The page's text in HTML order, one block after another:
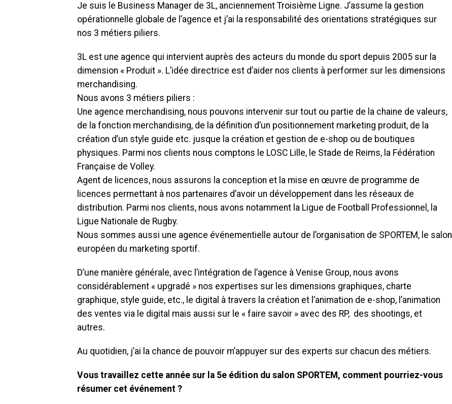
Je suis le Business Manager de 3L, anciennement Troisième Ligne. J’assume la gestion
opérationnelle globale de l’agence et j’ai la responsabilité des orientations stratégiques sur
nos 3 métiers piliers.
3L est une agence qui intervient auprès des acteurs du monde du sport depuis 2005 sur la
dimension « Produit ». L’idée directrice est d’aider nos clients à performer sur les dimensions
merchandising.
Nous avons 3 métiers piliers :
Une agence merchandising, nous pouvons intervenir sur tout ou partie de la chaine de valeurs,
de la fonction merchandising, de la définition d’un positionnement marketing produit, de la
création d’un style guide etc. jusque la création et gestion de e-shop ou de boutiques
physiques. Parmi nos clients nous comptons le LOSC Lille, le Stade de Reims, la Fédération
Française de Volley.
Agent de licences, nous assurons la conception et la mise en œuvre de programme de
licences permettant à nos partenaires d’avoir un développement dans les réseaux de
distribution. Parmi nos clients, nous avons notamment la Ligue de Football Professionnel, la
Ligue Nationale de Rugby.
Nous sommes aussi une agence événementielle autour de l’organisation de SPORTEM, le salon
européen du marketing sportif.
D’une manière générale, avec l’intégration de l’agence à Venise Group, nous avons
considérablement « upgradé » nos expertises sur les dimensions graphiques, charte
graphique, style guide, etc., le digital à travers la création et l’animation de e-shop, l’animation
des ventes via le digital mais aussi sur le « faire savoir » avec des RP, des shootings, et
autres.
Au quotidien, j’ai la chance de pouvoir m’appuyer sur des experts sur chacun des métiers.
Vous travaillez cette année sur la 5e édition du salon SPORTEM, comment pourriez-vous
résumer cet événement ?